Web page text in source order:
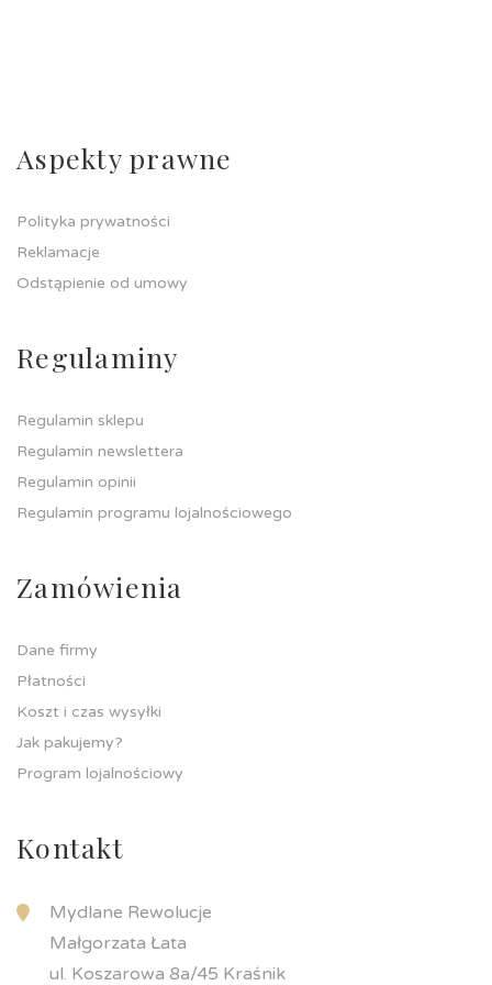
Aspekty prawne
Polityka prywatności
Reklamacje
Odstąpienie od umowy
Regulaminy
Regulamin sklepu
Regulamin newslettera
Regulamin opinii
Regulamin programu lojalnościowego
Zamówienia
Dane firmy
Płatności
Koszt i czas wysyłki
Jak pakujemy?
Program lojalnościowy
Kontakt
Mydlane Rewolucje
Małgorzata Łata
ul. Koszarowa 8a/45 Kraśnik